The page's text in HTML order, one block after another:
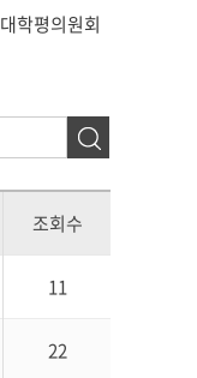
대학평의원회
조회수
11
22